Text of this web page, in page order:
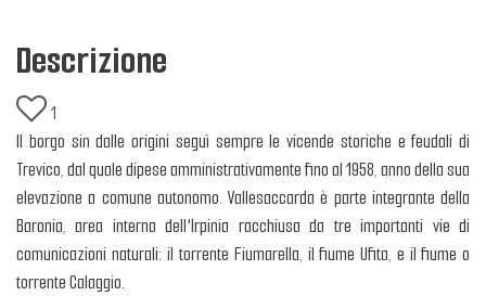
Descrizione
1
Il borgo sin dalle origini seguì sempre le vicende storiche e feudali di
Trevico, dal quale dipese amministrativamente fino al 1958, anno della sua
elevazione a comune autonomo. Vallesaccarda è parte integrante della
Baronia, area interna dell'Irpinia racchiusa da tre importanti vie di
comunicazioni naturali: il torrente Fiumarella, il fiume Ufita, e il fiume o
torrente Calaggio.